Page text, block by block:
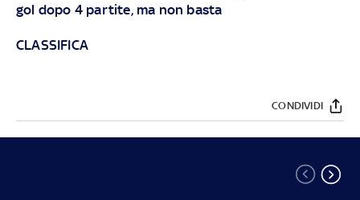
gol dopo 4 partite, ma non basta
CLASSIFICA
CONDIVIDI